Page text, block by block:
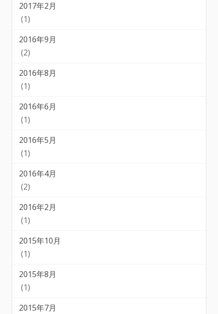
2017年2月
(1)
2016年9月
(2)
2016年8月
(1)
2016年6月
(1)
2016年5月
(1)
2016年4月
(2)
2016年2月
(1)
2015年10月
(1)
2015年8月
(1)
2015年7月